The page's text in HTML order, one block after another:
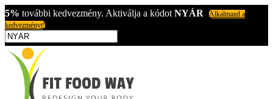
5% további kedvezmény. Aktiválja a kódot NYÁR
Alkalmazd a
kedvezményt!